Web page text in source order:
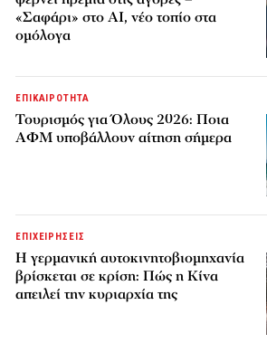
«Σαφάρι» στο AI, νέο τοπίο στα
ομόλογα
ΕΠΙΚΑΙΡΟΤΗΤΑ
Τουρισμός για Όλους 2026: Ποια
ΑΦΜ υποβάλλουν αίτηση σήμερα
ΕΠΙΧΕΙΡΗΣΕΙΣ
Η γερμανική αυτοκινητοβιομηχανία
βρίσκεται σε κρίση: Πώς η Κίνα
απειλεί την κυριαρχία της